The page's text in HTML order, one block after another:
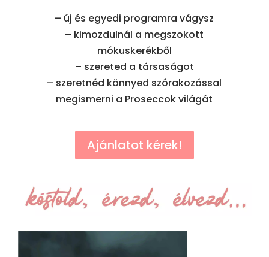
– új és egyedi programra vágysz
– kimozdulnál a megszokott
mókuskerékből
– szereted a társaságot
– szeretnéd könnyed szórakozással
megismerni a Proseccok világát
Ajánlatot kérek!